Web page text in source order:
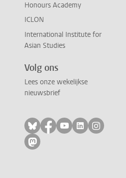
Honours Academy
ICLON
International Institute for
Asian Studies
Volg ons
Lees onze wekelijkse
nieuwsbrief
Volg ons op bluesky
Volg ons op
Volg ons op
Volg ons
Volg
Volg ons op mastodon